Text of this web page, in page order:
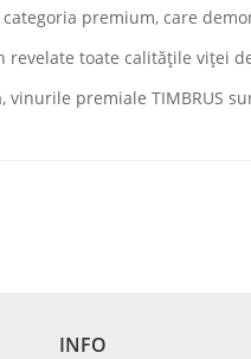
premium, care
revelate toate calităţile viţei
vinurile premiale TIMBRUS
INFO